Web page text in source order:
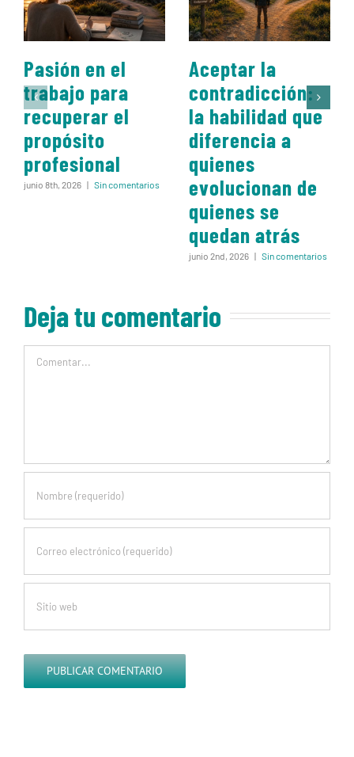
Pasión en el
trabajo para
recuperar el
propósito
profesional
junio 8th, 2026 | Sin comentarios
Aceptar la
contradicción:
la habilidad que
diferencia a
quienes
evolucionan de
quienes se
quedan atrás
junio 2nd, 2026 | Sin comentarios
Deja tu comentario
Comentar